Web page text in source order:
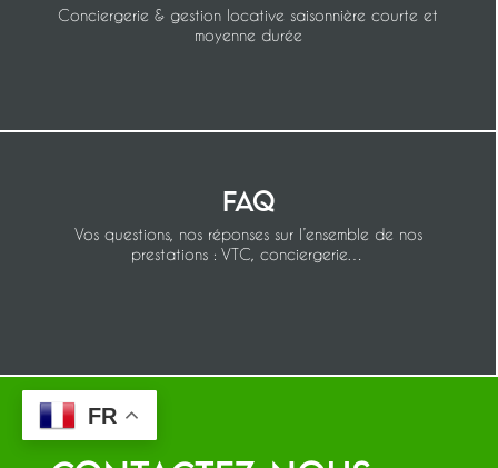
Conciergerie & gestion locative saisonnière courte et
moyenne durée
FAQ
Vos questions, nos réponses sur l’ensemble de nos
prestations : VTC, conciergerie…
FR